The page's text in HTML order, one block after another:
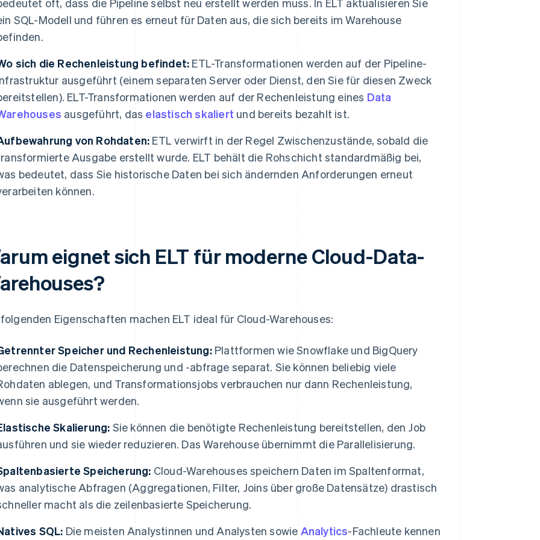
oft, dass die Pipeline selbst neu erstellt werden muss. In ELT aktualisieren Sie
SQL-Modell und führen es erneut für Daten aus, die sich bereits im Warehouse
sich die Rechenleistung befindet: ETL-Transformationen werden auf der Pipeline-
ausgeführt (einem separaten Server oder Dienst, den Sie für diesen Zweck
ELT-Transformationen werden auf der Rechenleistung eines Data
ausgeführt, das elastisch skaliert und bereits bezahlt ist.
von Rohdaten: ETL verwirft in der Regel Zwischenzustände, sobald die
Ausgabe erstellt wurde. ELT behält die Rohschicht standardmäßig bei,
bedeutet, dass Sie historische Daten bei sich ändernden Anforderungen erneut
können.
eignet sich ELT für moderne Cloud-Data-
Eigenschaften machen ELT ideal für Cloud-Warehouses:
Speicher und Rechenleistung:Plattformen wie Snowflake und BigQuery
die Datenspeicherung und -abfrage separat. Sie können beliebig viele
ablegen, und Transformationsjobs verbrauchen nur dann Rechenleistung,
sie ausgeführt werden.
Skalierung: Sie können die benötigte Rechenleistung bereitstellen, den Job
und sie wieder reduzieren. Das Warehouse übernimmt die Parallelisierung.
Speicherung: Cloud-Warehouses speichern Daten im Spaltenformat,
analytische Abfragen (Aggregationen, Filter, Joins über große Datensätze) drastisch
macht als die zeilenbasierte Speicherung.
SQL: Die meisten Analystinnen und Analysten sowie Analytics-Fachleute kennen